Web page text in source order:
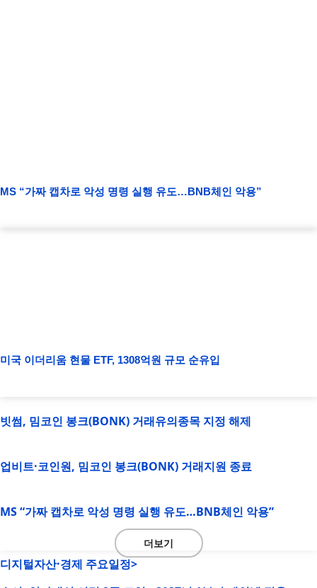
MS “가짜 캡차로 악성 명령 실행 유도…BNB체인 악용”
미국 이더리움 현물 ETF, 1308억원 규모 순유입
빗썸, 밈코인 봉크(BONK) 거래유의종목 지정 해제
업비트·코인원, 밈코인 봉크(BONK) 거래지원 종료
MS “가짜 캡차로 악성 명령 실행 유도…BNB체인 악용”
더보기
디지털자산·경제 주요일정>